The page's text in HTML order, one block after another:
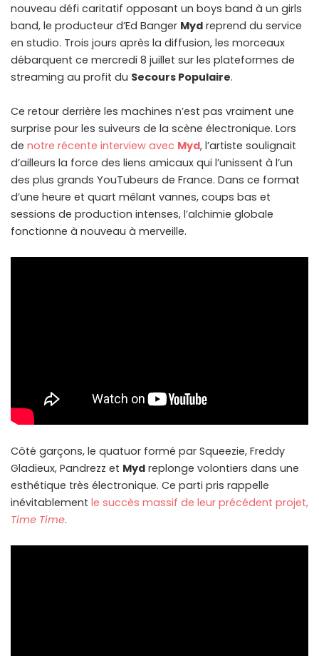
nouveau défi caritatif opposant un boys band à un girls
band, le producteur d’Ed Banger Myd reprend du service
en studio. Trois jours après la diffusion, les morceaux
débarquent ce mercredi 8 juillet sur les plateformes de
streaming au profit du Secours Populaire.
Ce retour derrière les machines n’est pas vraiment une
surprise pour les suiveurs de la scène électronique. Lors
de notre récente interview avec Myd, l’artiste soulignait
d’ailleurs la force des liens amicaux qui l’unissent à l’un
des plus grands YouTubeurs de France. Dans ce format
d’une heure et quart mêlant vannes, coups bas et
sessions de production intenses, l’alchimie globale
fonctionne à nouveau à merveille.
Côté garçons, le quatuor formé par Squeezie, Freddy
Gladieux, Pandrezz et Myd replonge volontiers dans une
esthétique très électronique. Ce parti pris rappelle
inévitablement le succès massif de leur précédent projet,
Time Time.